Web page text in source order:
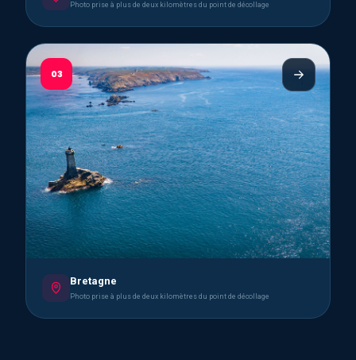
Photo prise à plus de deux kilomètres du point de décollage
03
Bretagne
Photo prise à plus de deux kilomètres du point de décollage